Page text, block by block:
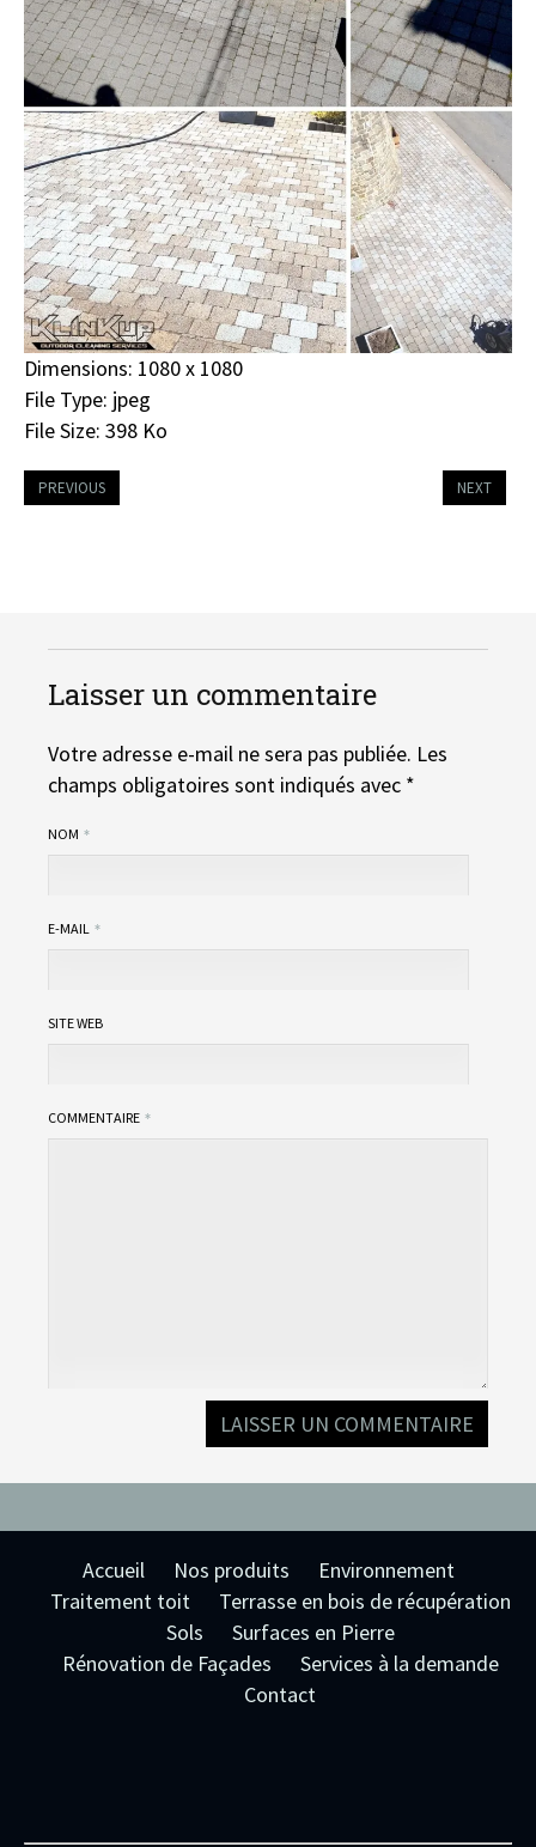
Dimensions: 1080 x 1080
File Type: jpeg
File Size: 398 Ko
PREVIOUS NEXT
Laisser un commentaire
Votre adresse e-mail ne sera pas publiée. Les
champs obligatoires sont indiqués avec *
NOM
E-MAIL
SITE WEB
COMMENTAIRE
Accueil Nos produits
Environnement
Traitement toit
Terrasse en bois de récupération
Sols
Surfaces en Pierre
Rénovation de Façades
Services à la demande
Contact